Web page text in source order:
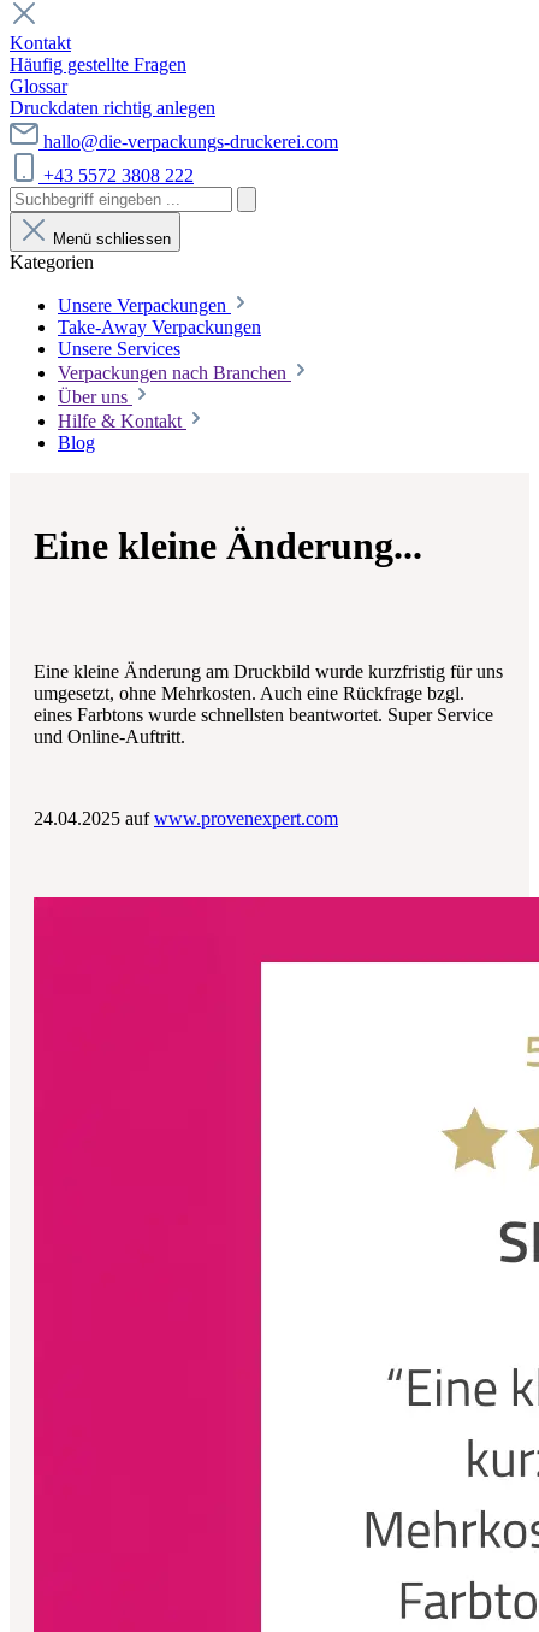
Kontakt
Häufig gestellte Fragen
Glossar
Druckdaten richtig anlegen
hallo@die-verpackungs-druckerei.com
+43 5572 3808 222
Menü schliessen
Kategorien
Unsere Verpackungen
Take-Away Verpackungen
Unsere Services
Verpackungen nach Branchen
Über uns
Hilfe & Kontakt
Blog
Eine kleine Änderung...
Eine kleine Änderung am Druckbild wurde kurzfristig für uns
umgesetzt, ohne Mehrkosten. Auch eine Rückfrage bzgl.
eines Farbtons wurde schnellsten beantwortet. Super Service
und Online-Auftritt.
24.04.2025 aufwww.provenexpert.com